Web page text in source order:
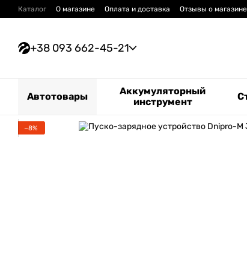
Перейти к основному контенту
Каталог О магазине Оплата и доставка Отзывы о магазине
+38 093 662-45-21
Автотовары
Аккумуляторный
инструмент
−8%